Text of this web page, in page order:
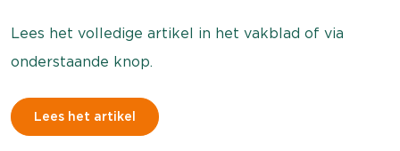
Lees het volledige artikel in het vakblad of via
onderstaande knop.
Lees het artikel